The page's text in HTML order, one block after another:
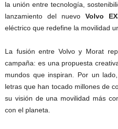
la unión entre tecnología,
lanzamiento del nuevo Volvo
eléctrico que redefine la movilidad
La fusión entre Volvo y Morat
campaña: es una propuesta
mundos que inspiran. Por un
letras que han tocado millones de
su visión de una movilidad más
con el planeta.